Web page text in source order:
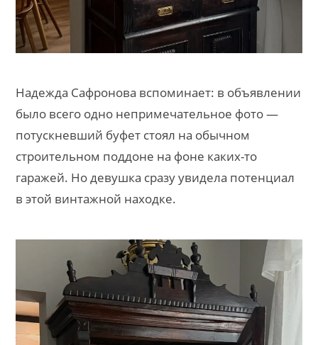
Надежда Сафронова вспоминает: в объявлении
было всего одно непримечательное фото —
потускневший буфет стоял на обычном
строительном поддоне на фоне каких-то
гаражей. Но девушка сразу увидела потенциал
в этой винтажной находке.